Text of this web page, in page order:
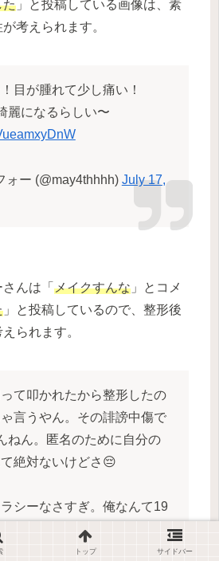
た 」と投稿している画像は、素
考えられます。
目が腫れて少し痛い！
麗になるらしい〜
ー (@may4thhhh) July 17,
んは「 メイクすんな 」とコメ
」と投稿しているので、整形後
られます。
て叩かれたから整形したの
言うやん。その誹謗中傷で
ねん。匿名のために自分の
絶対ないけどさ😔
シーなさすぎ。俺なんて19
チとかした事ないよ。
見ないもん笑
トップ サイドバー